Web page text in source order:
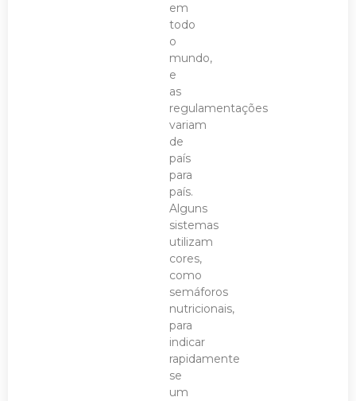
em
todo
o
mundo,
e
as
regulamentações
variam
de
país
para
país.
Alguns
sistemas
utilizam
cores,
como
semáforos
nutricionais,
para
indicar
rapidamente
se
um